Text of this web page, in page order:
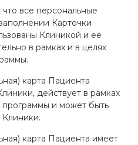
все персональные
Карточки
Клиникой и ее
в рамках и в целях
карта Пациента
действует в рамках
и может быть
карта Пациента имеет